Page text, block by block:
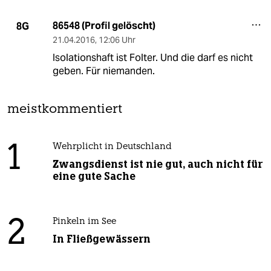
8G 86548 (Profil gelöscht)
21.04.2016, 12:06 Uhr
Isolationshaft ist Folter. Und die darf es nicht
geben. Für niemanden.
meistkommentiert
1 Wehrplicht in Deutschland
Zwangsdienst ist nie gut, auch nicht für
eine gute Sache
2 Pinkeln im See
In Fließgewässern